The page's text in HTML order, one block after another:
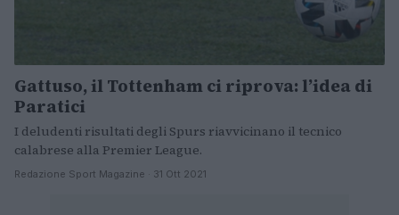
Gattuso, il Tottenham ci riprova: l’idea di
Paratici
I deludenti risultati degli Spurs riavvicinano il tecnico
calabrese alla Premier League.
Redazione Sport Magazine · 31 Ott 2021